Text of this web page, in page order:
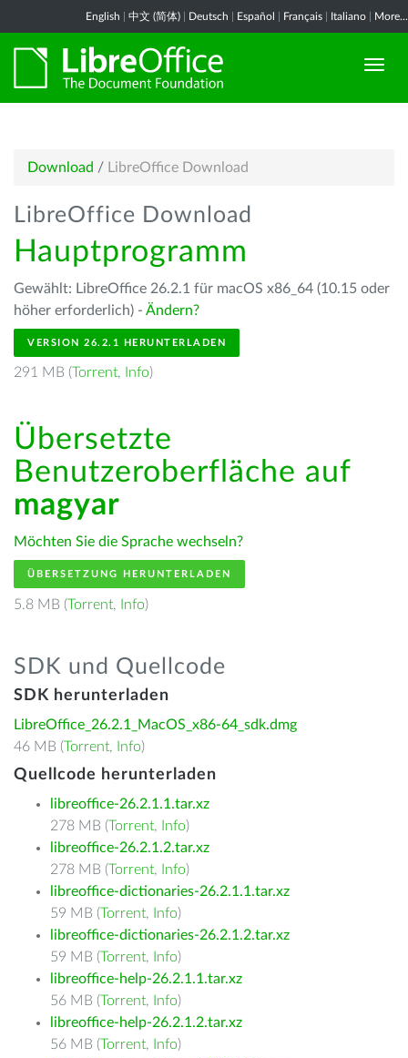
English 中文 (简体) Deutsch Español Français Italiano More...
Download / LibreOffice Download
LibreOffice Download
Hauptprogramm
Gewählt: LibreOffice 26.2.1 für macOS x86_64 (10.15 oder
höher erforderlich) - Ändern?
VERSION 26.2.1 HERUNTERLADEN
291 MB (Torrent, Info)
Übersetzte
Benutzeroberfläche auf
magyar
Möchten Sie die Sprache wechseln?
ÜBERSETZUNG HERUNTERLADEN
5.8 MB (Torrent, Info)
SDK und Quellcode
SDK herunterladen
LibreOffice_26.2.1_MacOS_x86-64_sdk.dmg
46 MB (Torrent, Info)
Quellcode herunterladen
libreoffice-26.2.1.1.tar.xz
278 MB (Torrent, Info)
libreoffice-26.2.1.2.tar.xz
278 MB (Torrent, Info)
libreoffice-dictionaries-26.2.1.1.tar.xz
59 MB (Torrent, Info)
libreoffice-dictionaries-26.2.1.2.tar.xz
59 MB (Torrent, Info)
libreoffice-help-26.2.1.1.tar.xz
56 MB (Torrent, Info)
libreoffice-help-26.2.1.2.tar.xz
56 MB (Torrent, Info)